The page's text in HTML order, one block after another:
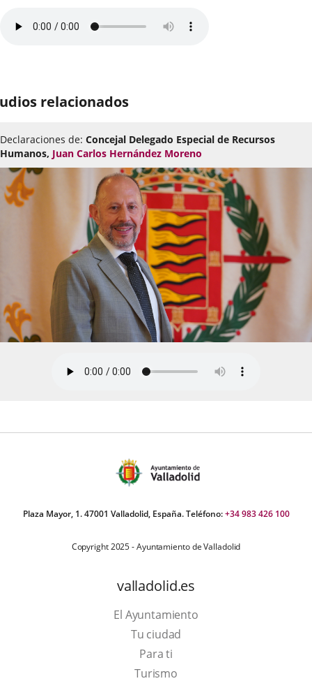
relacionados
Declaraciones de: Concejal Delegado Especial de Recursos
Humanos, Juan Carlos Hernández Moreno
Plaza Mayor, 1. 47001 Valladolid, España. Teléfono:+34 983 426 100
Copyright 2025 - Ayuntamiento de Valladolid
valladolid.es
El Ayuntamiento
Tu ciudad
Para ti
TurismoThis